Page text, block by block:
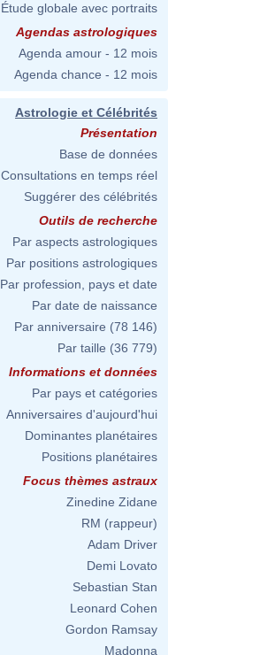
Étude globale avec portraits
Agendas astrologiques
Agenda amour - 12 mois
Agenda chance - 12 mois
Astrologie et Célébrités
Présentation
Base de données
Consultations en temps réel
Suggérer des célébrités
Outils de recherche
Par aspects astrologiques
Par positions astrologiques
Par profession, pays et date
Par date de naissance
Par anniversaire (78 146)
Par taille (36 779)
Informations et données
Par pays et catégories
Anniversaires d'aujourd'hui
Dominantes planétaires
Positions planétaires
Focus thèmes astraux
Zinedine Zidane
RM (rappeur)
Adam Driver
Demi Lovato
Sebastian Stan
Leonard Cohen
Gordon Ramsay
Madonna